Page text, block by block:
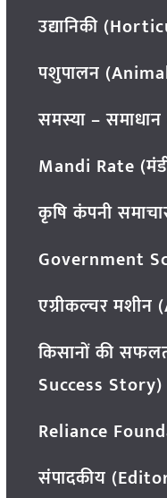
उद्यानिकी
पशुपालन
समस्या –
Mandi Rate
कृषि कंपनी
Government
एग्रीकल्चर
किसानों की
Success Story)
Reliance
संपादकीय